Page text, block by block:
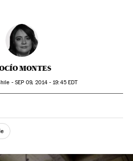
MONTES
- SEP 09, 2014 - 19:45EDT
Redes Sociales